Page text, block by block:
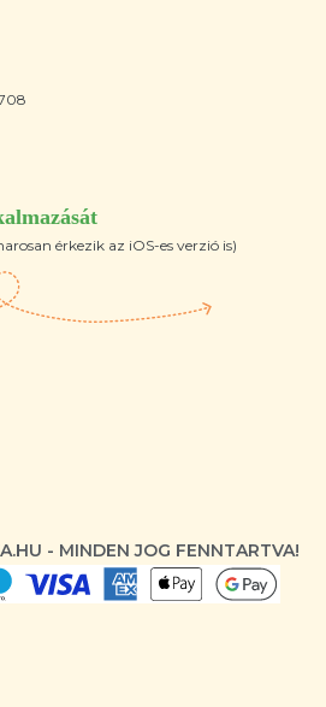
érkezik az iOS-es verzió is)
- MINDEN JOG FENNTARTVA!